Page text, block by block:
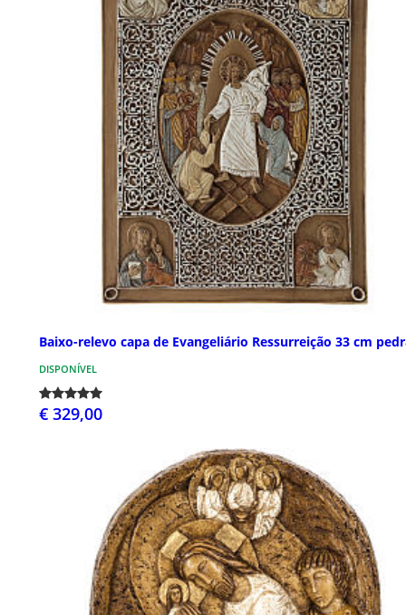
Baixo-relevo capa de Evangeliário Ressurreição 33 cm
DISPONÍVEL
€ 329,00